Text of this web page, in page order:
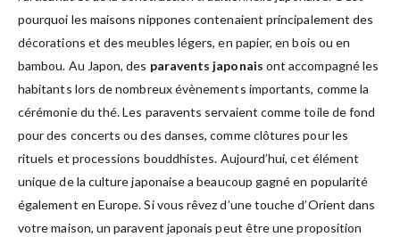
pourquoi les maisons nippones contenaient principalement des
décorations et des meubles légers, en papier, en bois ou en
bambou. Au Japon, des paravents japonais ont accompagné les
habitants lors de nombreux évènements importants, comme la
cérémonie du thé. Les paravents servaient comme toile de fond
pour des concerts ou des danses, comme clôtures pour les
rituels et processions bouddhistes. Aujourd’hui, cet élément
unique de la culture japonaise a beaucoup gagné en popularité
également en Europe. Si vous rêvez d’une touche d’Orient dans
votre maison, un paravent japonais peut être une proposition